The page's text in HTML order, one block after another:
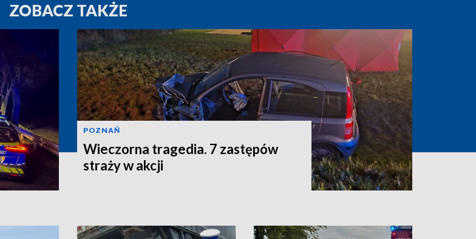
ZOBACZ TAKŻE
POZNAŃ
Wieczorna tragedia. 7 zastępów
straży w akcji